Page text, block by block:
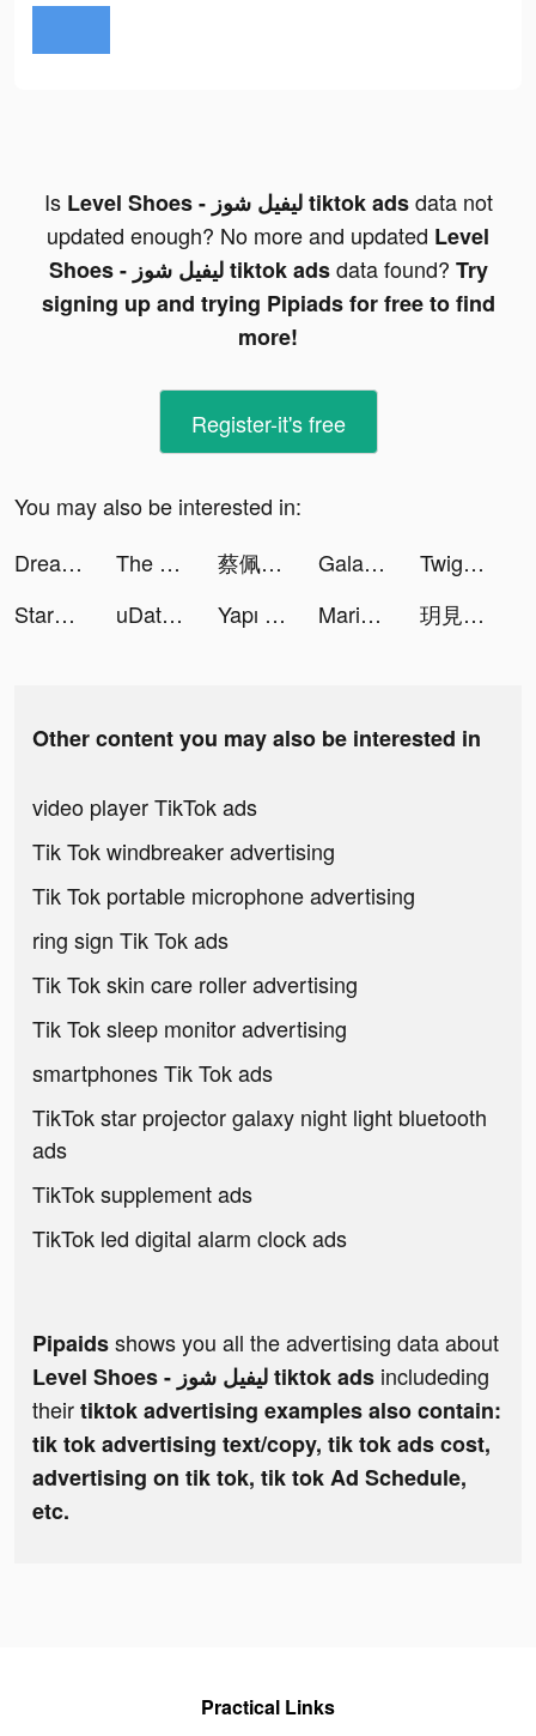
Is Level Shoes - ليفيل شوز tiktok adsdata not
updated enough? No more and updated Level
Shoes - ليفيل شوز tiktok adsdata found? Try
signing up and trying Pipiads for free to find
more!
Register-it's free
You may also be interested in:
Dreamdale - Fairy Adventure tiktok ads
The Arcana: A Mystic Romance tiktok ads 蔡佩 tiktok ads Galaxy AdBlock tiktok ads
Twig - Your Bank of Things tiktok ads
StarMaker: Sing and Play tiktok ads
uDates: Match, Chat, Date tiktok ads Yapı Kredi tiktok ads Mariana Curiel tiktok ads 玥見 tiktok ads
Other content you may also be interested in
video player TikTok ads
Tik Tok windbreaker advertising
Tik Tok portable microphone advertising
ring sign Tik Tok ads
Tik Tok skin care roller advertising
Tik Tok sleep monitor advertising
smartphones Tik Tok ads
TikTok star projector galaxy night light bluetooth
ads
TikTok supplement ads
TikTok led digital alarm clock ads
Pipaidsshows you all the advertising data about
Level Shoes - ليفيل شوز tiktok ads includeding
theirtiktok advertising examples also contain:
tik tok advertising text/copy, tik tok ads cost,
advertising on tik tok, tik tok Ad Schedule,
etc.
Practical Links